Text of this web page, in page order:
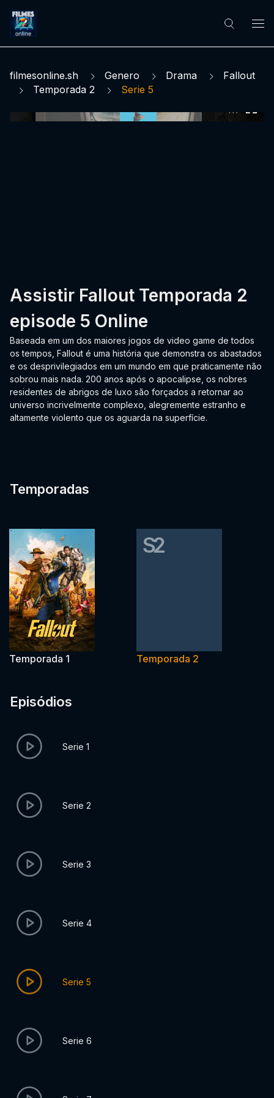
filmesonline.sh Genero Drama
Fallout
Temporada 2
Serie 5
Assistir Fallout Temporada 2
episode 5 Online
Baseada em um dos maiores jogos de video game de todos
os tempos, Fallout é uma história que demonstra os abastados
e os desprivilegiados em um mundo em que praticamente não
sobrou mais nada. 200 anos após o apocalipse, os nobres
residentes de abrigos de luxo são forçados a retornar ao
universo incrivelmente complexo, alegremente estranho e
altamente violento que os aguarda na superfície.
Temporadas
Temporada 1
S2
Temporada 2
Episódios
Serie 1
Serie 2
Serie 3
Serie 4
Serie 5
Serie 6